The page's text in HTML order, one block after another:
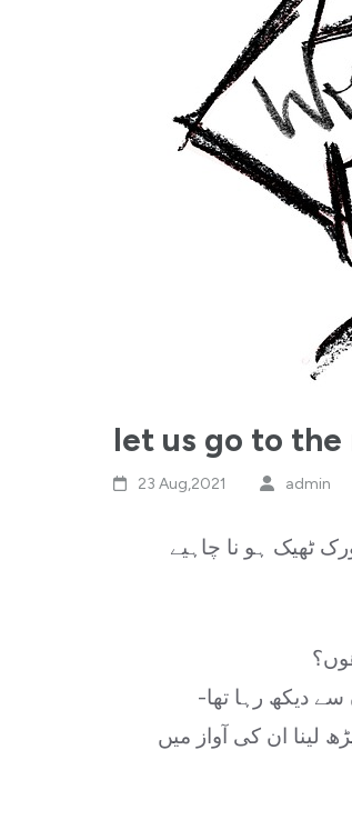
let us go to
23 Aug,2021 admin
ٹھیک ہو نا چاہیے
دیکھ رہا تھا-
لینا ان کی آواز میں